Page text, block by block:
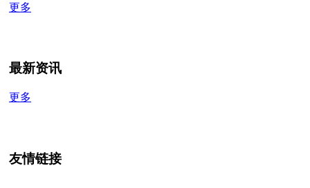
更多
最新资讯
更多
友情链接